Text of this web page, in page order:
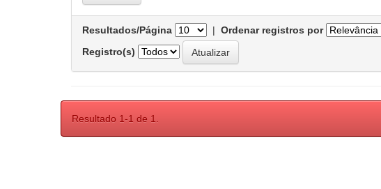
Resultados/Página | Ordenar registros por
Registro(s)
Resultado 1-1 de 1.